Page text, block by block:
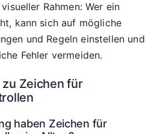
Rahmen: Wer ein
kann sich auf mögliche
und Regeln einstellen und
Fehler vermeiden.
Zeichen für
haben Zeichen für